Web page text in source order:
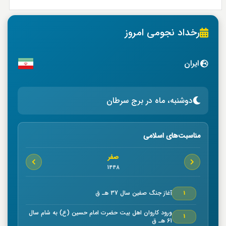
رخداد نجومی امروز
ایران
دوشنبه، ماه در برج سرطان
مناسبت‌های اسلامی
صفر
1448
1 آغاز جنگ صفين سال 37 هـ ق
1
ورود كاروان اهل بيت حضرت امام حسين (ع) به شام سال
61 هـ ق